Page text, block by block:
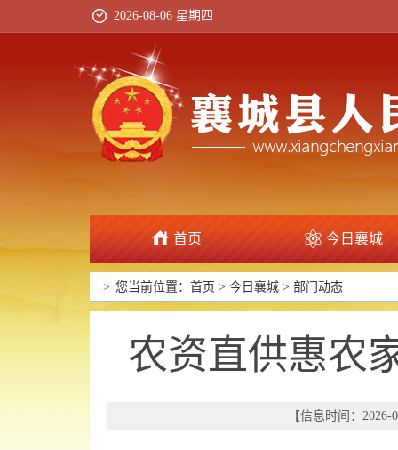
2026-08-06 星期四
首页 今日襄城
政府信息公开
> 您当前位置： 首页 > 今日襄城 > 部门动态
农资直供惠农
【信息时间：